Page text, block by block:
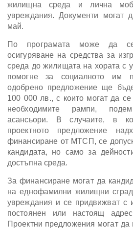
жилищна среда и лична
увреждания. Документи могат
май.
По програмата може да се
осигуряване на средства за
среда до жилищата на хората с
помогне за социалното им
одобрено предложение ще
100 000 лв., с които могат да се
необходимите рампи,
асансьори. В случаите, в
проектното предложение
финансиране от МТСП, се
кандидата, но само за
достъпна среда.
За финансиране могат да
на еднофамилни жилищни
увреждания и се придвижват с
постоянен или настоящ
Проектни предложения могат да